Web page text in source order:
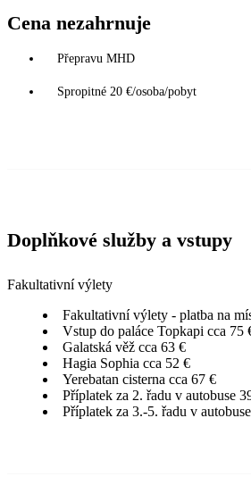
Cena nezahrnuje
Přepravu MHD
Spropitné 20 €/osoba/pobyt
Doplňkové služby a vstupy
Fakultativní výlety
Fakultativní výlety - platba na
Vstup do paláce Topkapi cca 75
Galatská věž cca 63 €
Hagia Sophia cca 52 €
Yerebatan cisterna cca 67 €
Příplatek za 2. řadu v autobuse
Příplatek za 3.-5. řadu v